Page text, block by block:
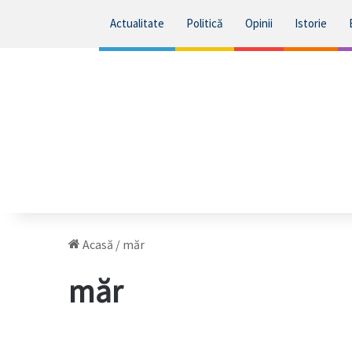
Actualitate Politică Opinii Istorie
Acasă / măr
măr